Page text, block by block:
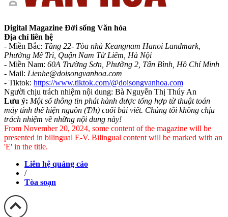
Digital Magazine Đời sống Văn hóa
Địa chỉ liên hệ
- Miền Bắc: Tầng 22- Tòa nhà Keangnam Hanoi Landmark,
Phường Mễ Trì, Quận Nam Từ Liêm, Hà Nội
- Miền Nam: 60A Trường Sơn, Phường 2, Tân Bình, Hồ Chí Minh
- Mail: Lienhe@doisongvanhoa.com
- Tiktok: https://www.tiktok.com/@doisongvanhoa.com
Người chịu trách nhiệm nội dung: Bà Nguyễn Thị Thúy An
Lưu ý: Một số thông tin phát hành được tổng hợp từ thuật toán
máy tính thể hiện nguồn (T/h) cuối bài viết. Chúng tôi không chịu
trách nhiệm về những nội dung này!
From November 20, 2024, some content of the magazine will be
presented in bilingual E-V. Bilingual content will be marked with an
'E' in the title.
Liên hệ quảng cáo
/
Tòa soạn